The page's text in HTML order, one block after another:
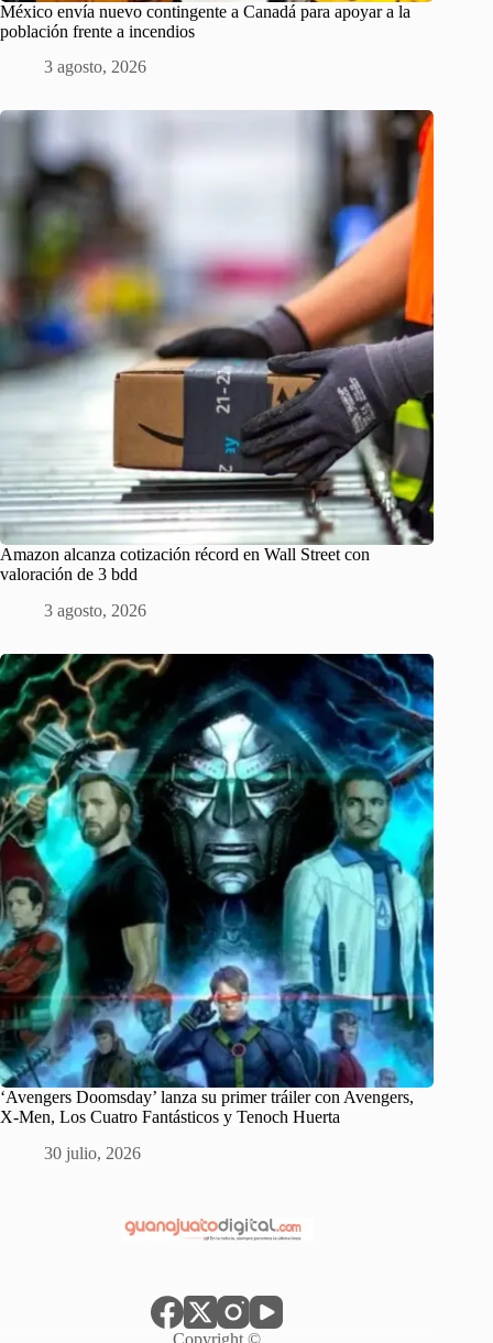
México envía nuevo contingente a Canadá para apoyar a la
población frente a incendios
3 agosto, 2026
Amazon alcanza cotización récord en Wall Street con
valoración de 3 bdd
3 agosto, 2026
‘Avengers Doomsday’ lanza su primer tráiler con Avengers,
X-Men, Los Cuatro Fantásticos y Tenoch Huerta
30 julio, 2026
Copyright ©